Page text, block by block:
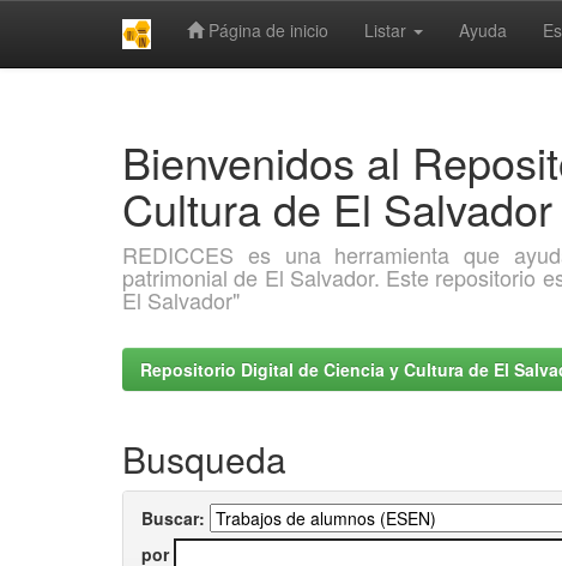
Página de inicio Listar Ayuda
Bienvenidos al
Cultura de El
REDICCES es una herramienta que
patrimonial de El Salvador. Este repositorio
El Salvador"
Repositorio Digital de Ciencia y Cultura de El
Busqueda
Buscar:
por